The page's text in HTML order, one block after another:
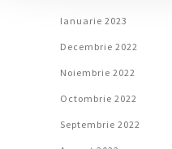
Ianuarie 2023
Decembrie 2022
Noiembrie 2022
Octombrie 2022
Septembrie 2022